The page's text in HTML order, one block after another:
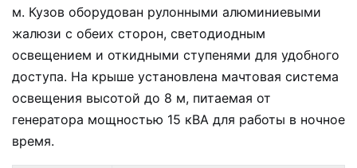
м. Кузов оборудован рулонными алюминиевыми
жалюзи с обеих сторон, светодиодным
освещением и откидными ступенями для удобного
доступа. На крыше установлена мачтовая система
освещения высотой до 8 м, питаемая от
генератора мощностью 15 кВА для работы в ночное
время.